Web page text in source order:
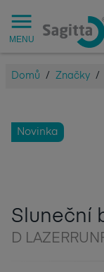
MENU
Domů / Značky /
Novinka
Sluneční
D